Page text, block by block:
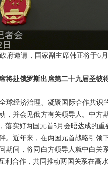
府邀请，国家副主席韩正将于6
将赴俄罗斯出席第二十九届圣彼
球经济治理、凝聚国际合作共
，并会见俄方有关领导人。中
实好两国元首5月会晤达成的
。近年来，在两国元首战略引
期间，将同白方领导人就中白
合作，共同推动两国关系在高